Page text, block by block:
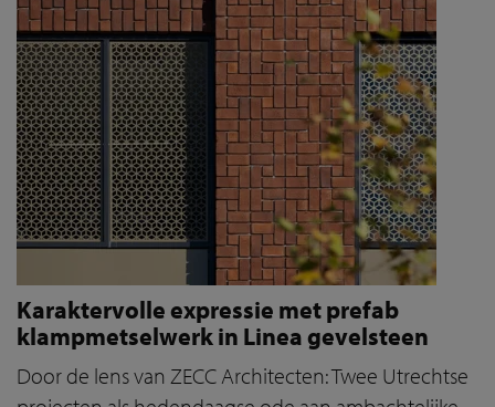
Karaktervolle expressie met prefab
klampmetselwerk in Linea gevelsteen
Door de lens van ZECC Architecten: Twee Utrechtse